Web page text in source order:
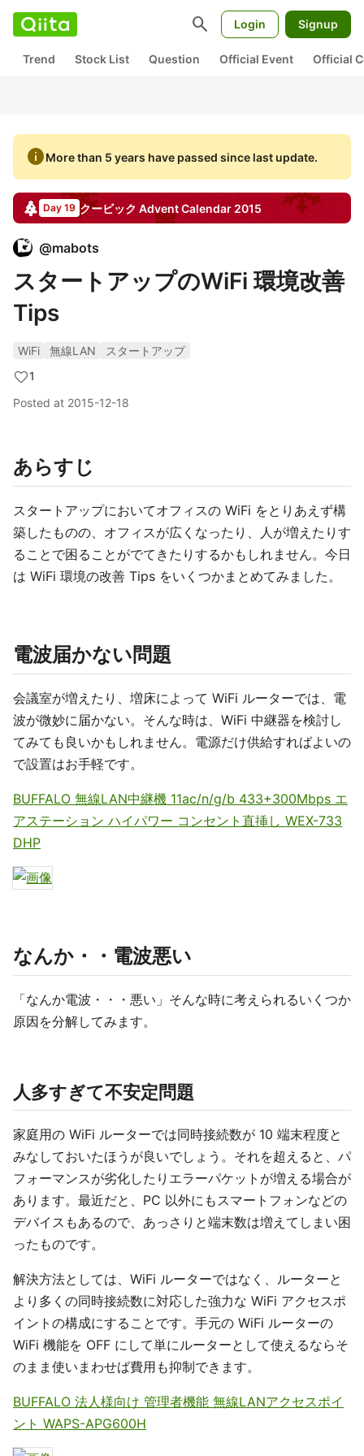
search Login Signup
Trend Stock List Question Official Event Official
infoMore than 5 years have passed since last update.
Day 19 クービック Advent Calendar 2015
@mabots
スタートアップのWiFi 環境改善
Tips
WiFi 無線LAN
スタートアップ
1
Posted at 2015-12-18
あらすじ
スタートアップにおいてオフィスの WiFi をとりあえず構
築したものの、オフィスが広くなったり、人が増えたりす
ることで困ることがでてきたりするかもしれません。今日
は WiFi 環境の改善 Tips をいくつかまとめてみました。
電波届かない問題
会議室が増えたり、増床によって WiFi ルーターでは、電
波が微妙に届かない。そんな時は、WiFi 中継器を検討し
てみても良いかもしれません。電源だけ供給すればよいの
で設置はお手軽です。
BUFFALO 無線LAN中継機 11ac/n/g/b 433+300Mbps エ
アステーション ハイパワー コンセント直挿し WEX-733
DHP
なんか・・電波悪い
「なんか電波・・・悪い」そんな時に考えられるいくつか
原因を分解してみます。
人多すぎて不安定問題
家庭用の WiFi ルーターでは同時接続数が 10 端末程度と
みなしておいたほうが良いでしょう。それを超えると、パ
フォーマンスが劣化したりエラーパケットが増える場合が
あります。最近だと、PC 以外にもスマートフォンなどの
デバイスもあるので、あっさりと端末数は増えてしまい困
ったものです。
解決方法としては、WiFi ルーターではなく、ルーターと
より多くの同時接続数に対応した強力な WiFi アクセスポ
イントの構成にすることです。手元の WiFi ルーターの
WiFi 機能を OFF にして単にルーターとして使えるならそ
のまま使いまわせば費用も抑制できます。
BUFFALO 法人様向け 管理者機能 無線LANアクセスポイ
ント WAPS-APG600H